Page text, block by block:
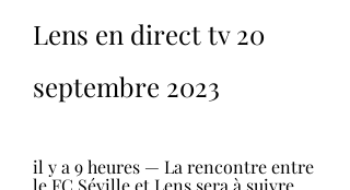
Lens en direct tv 20
septembre 2023
il y a 9 heures — La rencontre entre
le FC Séville et Lens sera à suivre